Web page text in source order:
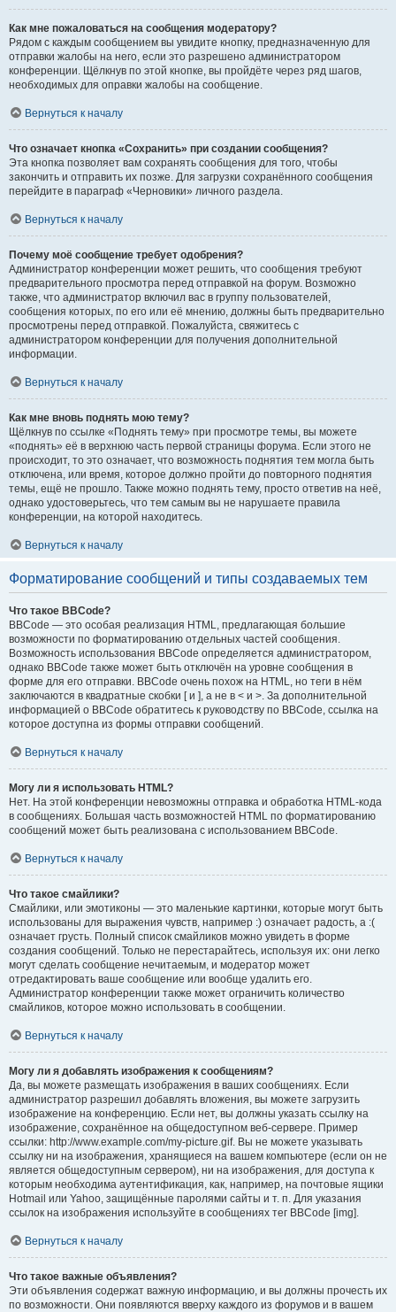
Как мне пожаловаться на сообщения модератору?
Рядом с каждым сообщением вы увидите кнопку, предназначенную для
отправки жалобы на него, если это разрешено администратором
конференции. Щёлкнув по этой кнопке, вы пройдёте через ряд шагов,
необходимых для оправки жалобы на сообщение.
Вернуться к началу
Что означает кнопка «Сохранить» при создании сообщения?
Эта кнопка позволяет вам сохранять сообщения для того, чтобы
закончить и отправить их позже. Для загрузки сохранённого сообщения
перейдите в параграф «Черновики» личного раздела.
Вернуться к началу
Почему моё сообщение требует одобрения?
Администратор конференции может решить, что сообщения требуют
предварительного просмотра перед отправкой на форум. Возможно
также, что администратор включил вас в группу пользователей,
сообщения которых, по его или её мнению, должны быть предварительно
просмотрены перед отправкой. Пожалуйста, свяжитесь с
администратором конференции для получения дополнительной
информации.
Вернуться к началу
Как мне вновь поднять мою тему?
Щёлкнув по ссылке «Поднять тему» при просмотре темы, вы можете
«поднять» её в верхнюю часть первой страницы форума. Если этого не
происходит, то это означает, что возможность поднятия тем могла быть
отключена, или время, которое должно пройти до повторного поднятия
темы, ещё не прошло. Также можно поднять тему, просто ответив на неё,
однако удостоверьтесь, что тем самым вы не нарушаете правила
конференции, на которой находитесь.
Вернуться к началу
Форматирование сообщений и типы создаваемых тем
Что такое BBCode?
BBCode — это особая реализация HTML, предлагающая большие
возможности по форматированию отдельных частей сообщения.
Возможность использования BBCode определяется администратором,
однако BBCode также может быть отключён на уровне сообщения в
форме для его отправки. BBCode очень похож на HTML, но теги в нём
заключаются в квадратные скобки [ и ], а не в < и >. За дополнительной
информацией о BBCode обратитесь к руководству по BBCode, ссылка на
которое доступна из формы отправки сообщений.
Вернуться к началу
Могу ли я использовать HTML?
Нет. На этой конференции невозможны отправка и обработка HTML-кода
в сообщениях. Большая часть возможностей HTML по форматированию
сообщений может быть реализована с использованием BBCode.
Вернуться к началу
Что такое смайлики?
Смайлики, или эмотиконы — это маленькие картинки, которые могут быть
использованы для выражения чувств, например :) означает радость, а :(
означает грусть. Полный список смайликов можно увидеть в форме
создания сообщений. Только не перестарайтесь, используя их: они легко
могут сделать сообщение нечитаемым, и модератор может
отредактировать ваше сообщение или вообще удалить его.
Администратор конференции также может ограничить количество
смайликов, которое можно использовать в сообщении.
Вернуться к началу
Могу ли я добавлять изображения к сообщениям?
Да, вы можете размещать изображения в ваших сообщениях. Если
администратор разрешил добавлять вложения, вы можете загрузить
изображение на конференцию. Если нет, вы должны указать ссылку на
изображение, сохранённое на общедоступном веб-сервере. Пример
ссылки: http://www.example.com/my-picture.gif. Вы не можете указывать
ссылку ни на изображения, хранящиеся на вашем компьютере (если он не
является общедоступным сервером), ни на изображения, для доступа к
которым необходима аутентификация, как, например, на почтовые ящики
Hotmail или Yahoo, защищённые паролями сайты и т. п. Для указания
ссылок на изображения используйте в сообщениях тег BBCode [img].
Вернуться к началу
Что такое важные объявления?
Эти объявления содержат важную информацию, и вы должны прочесть их
по возможности. Они появляются вверху каждого из форумов и в вашем